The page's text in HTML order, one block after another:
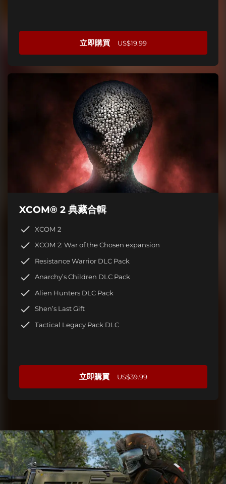
立即購買 US$19.99
XCOM® 2 典藏合輯
XCOM 2
XCOM 2: War of the Chosen expansion
Resistance Warrior DLC Pack
Anarchy’s Children DLC Pack
Alien Hunters DLC Pack
Shen’s Last Gift
Tactical Legacy Pack DLC
立即購買 US$39.99